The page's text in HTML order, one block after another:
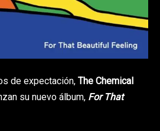
de expectación,The Chemical
su nuevo álbum,For That